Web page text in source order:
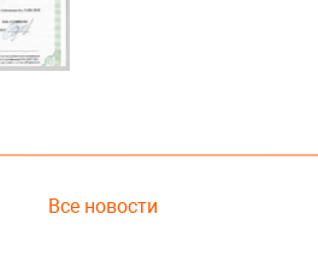
Все новости